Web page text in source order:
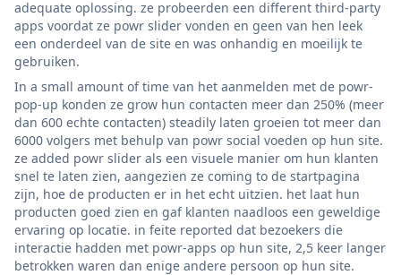
adequate oplossing. ze probeerden een different third-party
apps voordat ze powr slider vonden en geen van hen leek
een onderdeel van de site en was onhandig en moeilijk te
gebruiken.
In a small amount of time van het aanmelden met de powr-
pop-up konden ze grow hun contacten meer dan 250% (meer
dan 600 echte contacten) steadily laten groeien tot meer dan
6000 volgers met behulp van powr social voeden op hun site.
ze added powr slider als een visuele manier om hun klanten
snel te laten zien, aangezien ze coming to de startpagina
zijn, hoe de producten er in het echt uitzien. het laat hun
producten goed zien en gaf klanten naadloos een geweldige
ervaring op locatie. in feite reported dat bezoekers die
interactie hadden met powr-apps op hun site, 2,5 keer langer
betrokken waren dan enige andere persoon op hun site.